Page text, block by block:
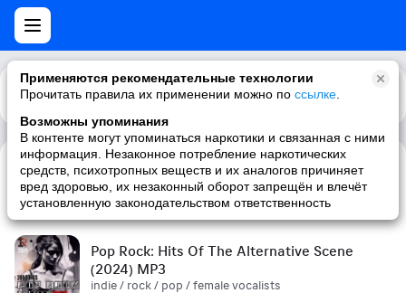
Применяются рекомендательные технологии
Прочитать правила их применении можно по ссылке
Возможны упоминания
В контенте могут упоминаться наркотики и связанная с ними
информация. Незаконное потребление наркотических
средств, психотропных веществ и их аналогов причиняет
вред здоровью, их незаконный оборот запрещён и влечёт
установленную законодательством ответственность
Каталог Рекомендации
Сборник! '90s (2024) MP3
pop / russian pop / russian / '90s
Pop Rock: Hits Of The Alternative Scene
(2024) MP3
indie / rock / pop / female vocalists